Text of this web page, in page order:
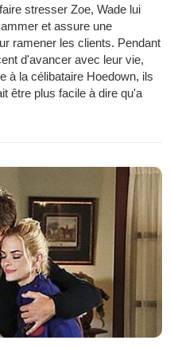
stresser Zoe, Wade lui
et assure une
ramener les clients. Pendant
d'avancer avec leur vie,
à la célibataire Hoedown, ils
être plus facile à dire qu'a